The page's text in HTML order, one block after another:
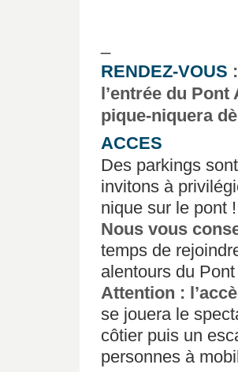
RENDEZ-VOUS
l’entrée du
pique-niquera
ACCES
Des parkings
invitons à
nique sur le pont !
Nous vous
temps de
alentours du
Attention :
se jouera le
côtier puis un
personnes à